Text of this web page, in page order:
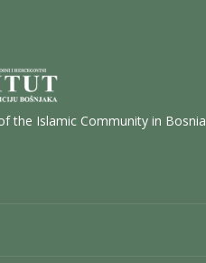
the Islamic Community in Bosnia